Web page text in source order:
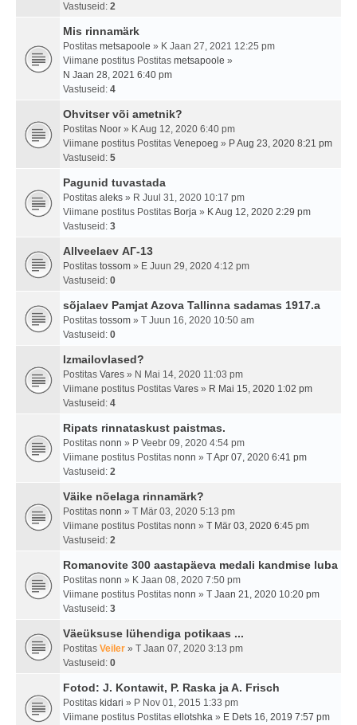
Vastuseid: 2
Mis rinnamärk
Postitas metsapoole » K Jaan 27, 2021 12:25 pm
Viimane postitus Postitas metsapoole »
N Jaan 28, 2021 6:40 pm
Vastuseid: 4
Ohvitser või ametnik?
Postitas Noor » K Aug 12, 2020 6:40 pm
Viimane postitus Postitas Venepoeg » P Aug 23, 2020 8:21 pm
Vastuseid: 5
Pagunid tuvastada
Postitas aleks » R Juul 31, 2020 10:17 pm
Viimane postitus Postitas Borja » K Aug 12, 2020 2:29 pm
Vastuseid: 3
Allveelaev АГ-13
Postitas tossom » E Juun 29, 2020 4:12 pm
Vastuseid: 0
sõjalaev Pamjat Azova Tallinna sadamas 1917.a
Postitas tossom » T Juun 16, 2020 10:50 am
Vastuseid: 0
Izmailovlased?
Postitas Vares » N Mai 14, 2020 11:03 pm
Viimane postitus Postitas Vares » R Mai 15, 2020 1:02 pm
Vastuseid: 4
Ripats rinnataskust paistmas.
Postitas nonn » P Veebr 09, 2020 4:54 pm
Viimane postitus Postitas nonn » T Apr 07, 2020 6:41 pm
Vastuseid: 2
Väike nõelaga rinnamärk?
Postitas nonn » T Mär 03, 2020 5:13 pm
Viimane postitus Postitas nonn » T Mär 03, 2020 6:45 pm
Vastuseid: 2
Romanovite 300 aastapäeva medali kandmise luba
Postitas nonn » K Jaan 08, 2020 7:50 pm
Viimane postitus Postitas nonn » T Jaan 21, 2020 10:20 pm
Vastuseid: 3
Väeüksuse lühendiga potikaas ...
Postitas Veiler » T Jaan 07, 2020 3:13 pm
Vastuseid: 0
Fotod: J. Kontawit, P. Raska ja A. Frisch
Postitas kidari » P Nov 01, 2015 1:33 pm
Viimane postitus Postitas ellotshka » E Dets 16, 2019 7:57 pm